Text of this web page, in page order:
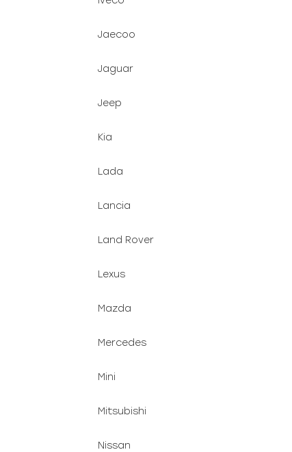
Jaecoo
Jaguar
Jeep
Kia
Lada
Lancia
Land Rover
Lexus
Mazda
Mercedes
Mini
Mitsubishi
Nissan